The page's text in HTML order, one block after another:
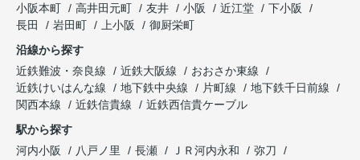
小阪本町
高井田元町 友井 小阪 近江堂
下小阪
長田
岩田町 上小阪
御厨栄町
沿線から探す
近鉄難波・奈良線
近鉄大阪線
おおさか東線
近鉄けいはんな線
地下鉄中央線 片町線
地下鉄千日前線
関西本線
近鉄信貴線
近鉄西信貴ケーブル
駅から探す
河内小阪
八戸ノ里 長瀬 ＪＲ河内永和
弥刀